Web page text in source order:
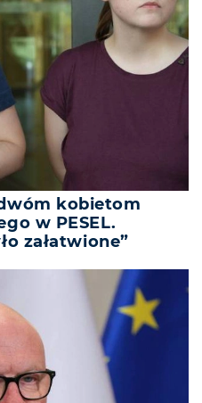
kobietom
w PESEL.
załatwione”